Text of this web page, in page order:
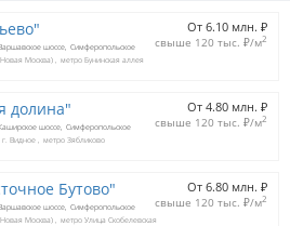
От 6.10 млн. ₽
свыше 120 тыс. ₽/м2
шоссе Симферопольское
Москва) метро Бунинская аллея
От 4.80 млн. ₽
свыше 120 тыс. ₽/м2
шоссе Симферопольское
г. Видное метро Зябликово
Бутово" От 6.80 млн. ₽
свыше 120 тыс. ₽/м2
шоссе Симферопольское
Москва) метро Улица Скобелевская